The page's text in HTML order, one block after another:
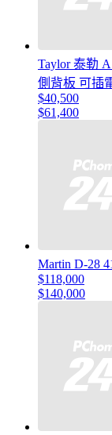
Taylor 泰勒
側背板 可插
$40,500
$61,400
Martin D-28
$118,000
$140,000